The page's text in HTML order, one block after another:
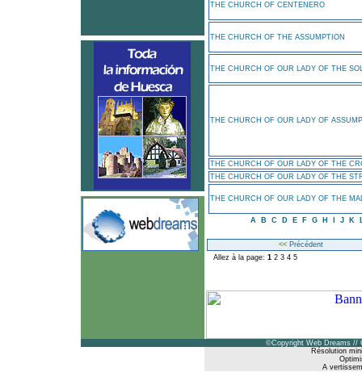
THE CHURCH OF CENTENERO
THE CHURCH OF THE ASSUMPTION
THE CHURCH OF OUR LADY OF THE
THE CHURCH OF OUR LADY OF
THE CHURCH OF OUR LADY OF THE
THE CHURCH OF OUR LADY OF THE
THE CHURCH OF OUR LADY OF THE
A B C D E F G H J K
<<Précédent
Allez à la page: 1 2 3 4 5
©Copyright Web Dreams //
Résolution
A